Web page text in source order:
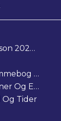
Tilmeld Hold I Sæson 2025/26
Badehætter, Svømmebog Mm
Tilmelding - Stævner Og Events
Og Tider